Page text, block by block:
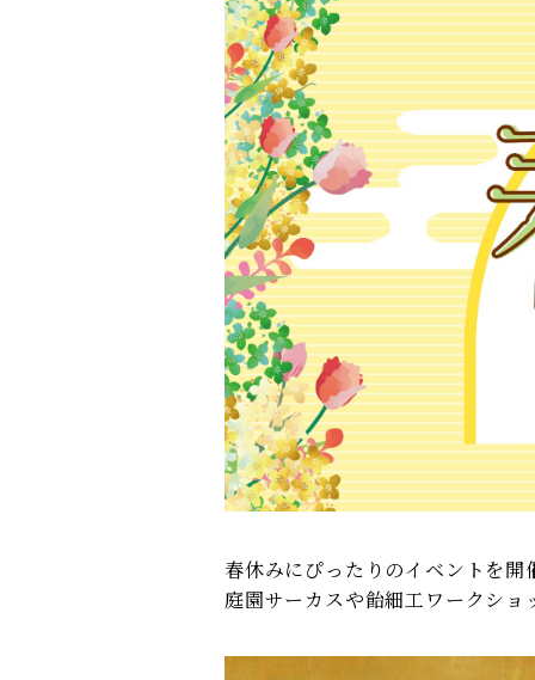
春休みにぴったりのイベントを開
庭園サーカスや飴細工ワークシ